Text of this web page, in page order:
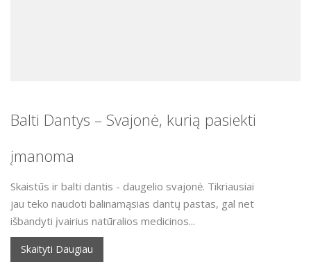
Balti Dantys – Svajonė, kurią pasiekti
įmanoma
Skaistūs ir balti dantis - daugelio svajonė. Tikriausiai
jau teko naudoti balinamąsias dantų pastas, gal net
išbandyti įvairius natūralios medicinos...
Skaityti Daugiau